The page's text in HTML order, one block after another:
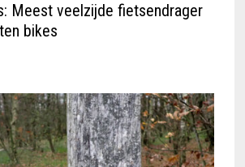
Meest veelzijde fietsendrager
bikes